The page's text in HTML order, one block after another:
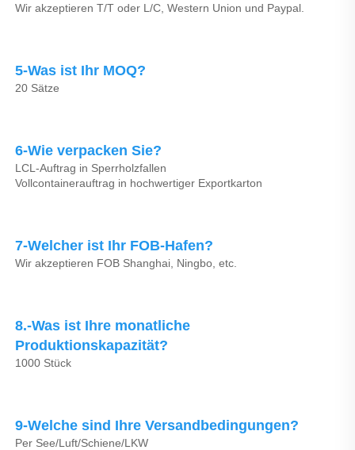
Wir akzeptieren T/T oder L/C, Western Union und Paypal.
5-Was ist Ihr MOQ?
20 Sätze
6-Wie verpacken Sie?
LCL-Auftrag in Sperrholzfallen
Vollcontainerauftrag in hochwertiger Exportkarton
7-Welcher ist Ihr FOB-Hafen?
Wir akzeptieren FOB Shanghai, Ningbo, etc.
8.-Was ist Ihre monatliche
Produktionskapazität?
1000 Stück
9-Welche sind Ihre Versandbedingungen?
Per See/Luft/Schiene/LKW